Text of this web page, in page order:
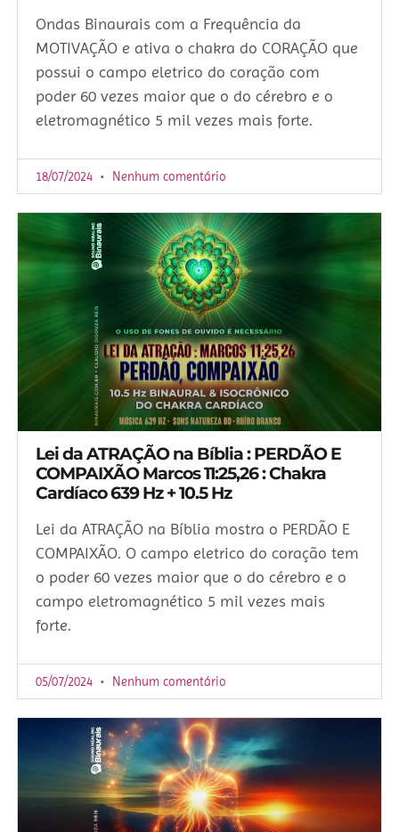
Ondas Binaurais com a Frequência da
MOTIVAÇÃO e ativa o chakra do CORAÇÃO que
possui o campo eletrico do coração com
poder 60 vezes maior que o do cérebro e o
eletromagnético 5 mil vezes mais forte.
18/07/2024 Nenhum comentário
Lei da ATRAÇÃO na Bíblia : PERDÃO E
COMPAIXÃO Marcos 11:25,26 : Chakra
Cardíaco 639 Hz + 10.5 Hz
Lei da ATRAÇÃO na Bíblia mostra o PERDÃO E
COMPAIXÃO. O campo eletrico do coração tem
o poder 60 vezes maior que o do cérebro e o
campo eletromagnético 5 mil vezes mais
forte.
05/07/2024 Nenhum comentário